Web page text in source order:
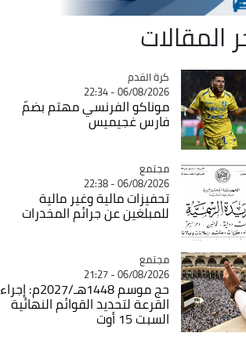
المقالات
Catégorie
كرة القدم
06/08/2026 - 22:34
موناكو الفرنسي مهتم بضمّ
فارس غجيميس
Catégorie
مجتمع
06/08/2026 - 22:38
تحفيزات مالية وغير مالية
للمبلغين عن جرائم المخدرات
Catégorie
مجتمع
06/08/2026 - 21:27
حج موسم 1448هـ/2027م: إجراء
القرعة لتحديد القوائم النهائية
السبت 15 أوت